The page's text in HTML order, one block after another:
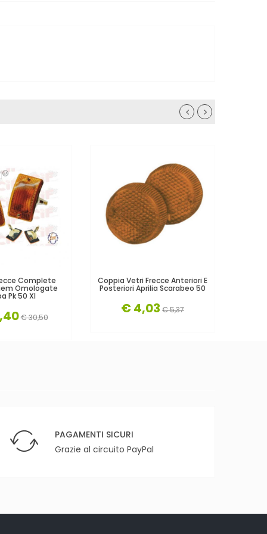
Complete
Omologate
Pk 50 Xl
€ 30,50
Coppia Vetri Frecce Anteriori E
Posteriori Aprilia Scarabeo 50
€ 4,03 € 5,37
PAGAMENTI SICURI
Grazie al circuito PayPal